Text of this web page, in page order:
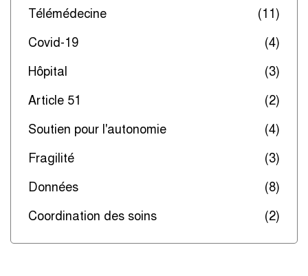
Télémédecine
(11)
Covid-19
(4)
Hôpital
(3)
Article 51
(2)
Soutien pour l'autonomie
(4)
Fragilité
(3)
Données
(8)
Coordination des soins
(2)